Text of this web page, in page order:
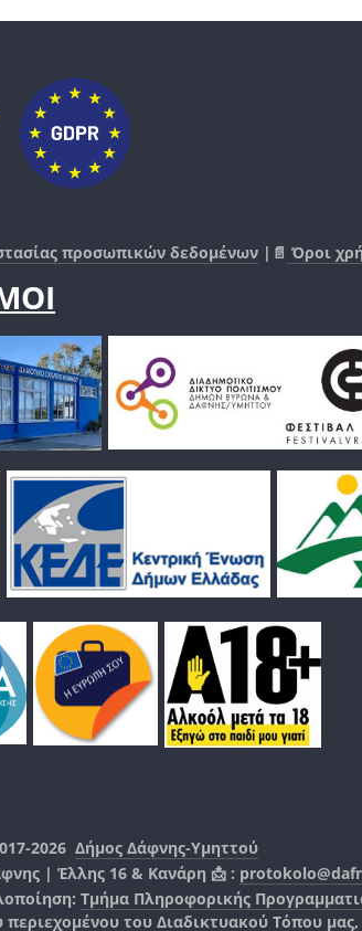
προσωπικών δεδομένων |📄 Όροι
2026 Δήμος Δάφνης-Υμηττού
| Έλλης 16 & Κανάρη 📩 :
Τμήμα Πληροφορικής
περιεχομένου του Διαδικτυακού Τόπου